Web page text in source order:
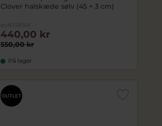
Clover halskæde sølv (45 + 3 cm)
ecN138SM
550,00 kr
440,00 kr
På lager
OUTLET